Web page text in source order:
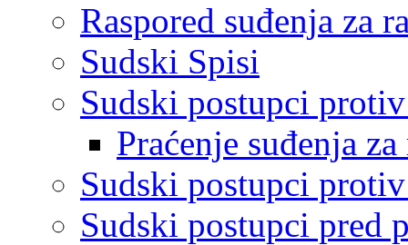
Raspored suđenja za
Sudski Spisi
Sudski postupci
Praćenje suđenja
Sudski postupci
Sudski postupci pred